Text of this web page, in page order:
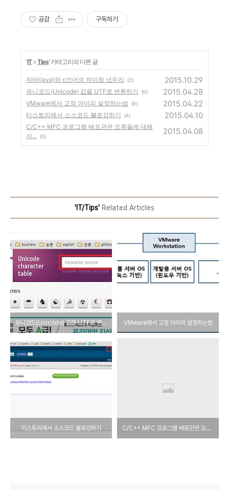
공감 구독하기
'IT>Tips' 카테고리의 다른 글
자바(java)와 c언어의 차이점 넋두리 (2) 2015.10.29
유니코드(Unicode) 값을 UTF로 변환하기 (0) 2015.04.28
VMware에서 고정 아이피 설정하는법 (0) 2015.04.22
티스토리에서 소스코드 블로깅하기 (4) 2015.04.10
C/C++ MFC 프로그램 배포관련 오류들에 대해
서... (0)
2015.04.08
'IT/Tips' Related Articles
유니코드(Unicode) 값을 UTF로 변환하기 VMware에서 고정 아이피 설정하는법
티스토리에서 소스코드 블로깅하기 C/C++ MFC 프로그램 배포관련 오류들에 대해서...